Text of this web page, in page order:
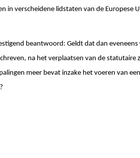
verscheidene lidstaten van de Europese
beantwoord: Geldt dat dan eveneens
na het verplaatsen van de statutaire
meer bevat inzake het voeren van